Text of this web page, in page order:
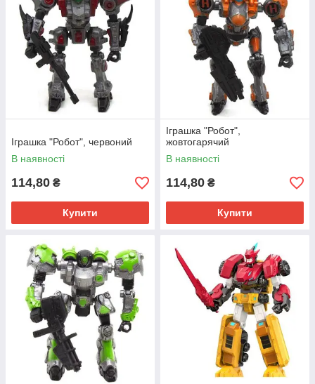
Іграшка "Робот", червоний
В наявності
114,80 ₴
Купити
Іграшка "Робот",
жовтогарячий
В наявності
114,80 ₴
Купити